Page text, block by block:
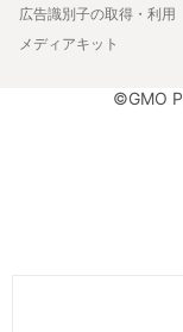
広告識別子の取得・利用
メディアキット
©GMO